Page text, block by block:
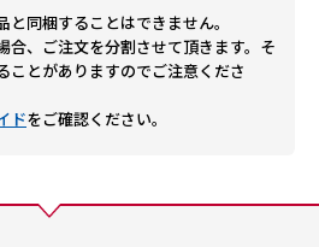
と同梱することはできません。
合、ご注文を分割させて頂きます。そ
ことがありますのでご注意くださ
ドをご確認ください。